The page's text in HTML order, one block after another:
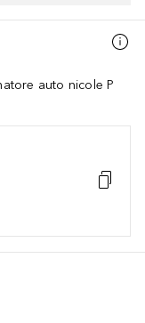
auto nicole P